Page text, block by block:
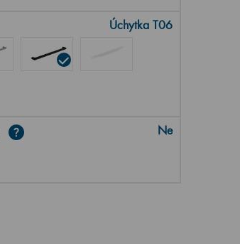
Úchytka T06
Ne